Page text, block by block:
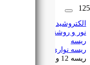
الکتروشید
نور و روشنایی
ریسه
ریسه نواری
ریسه 12 ولت تراکم 60 لایتنی LowLine